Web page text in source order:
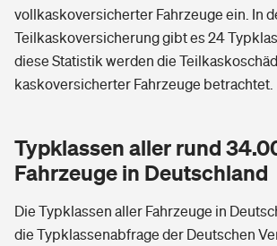
vollkaskoversicherter Fahrzeuge ein. In
Teilkaskoversicherung gibt es 24
diese Statistik werden die
kaskoversicherter Fahrzeuge betrachtet.
Typklassen aller rund
Fahrzeuge in Deutschland
Die Typklassen aller Fahrzeuge in
die Typklassenabfrage der Deutschen